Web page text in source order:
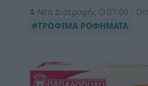
Νέα Διατροφής
07:00 -
#ΤΡΟΦΙΜΑ ΡΟΦΗΜΑΤΑ